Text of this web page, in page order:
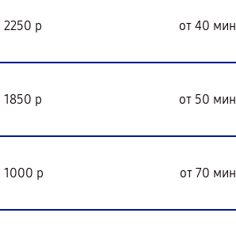
2250 р от 40 мин
1850 р от 50 мин
1000 р от 70 мин